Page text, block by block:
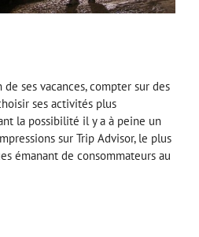
ses vacances, compter sur des
ses activités plus
la possibilité il y a à peine un
sur Trip Advisor, le plus
émanant de consommateurs au